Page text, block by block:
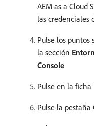
AEM as a Cloud
las credenciales
Pulse los puntos
la sección
Console
Pulse en la ficha
Pulse la pestaña